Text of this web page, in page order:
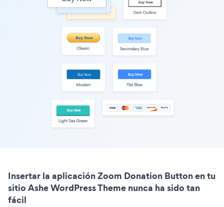
Insertar la aplicación Zoom Donation Button en tu
sitio Ashe WordPress Theme nunca ha sido tan
fácil